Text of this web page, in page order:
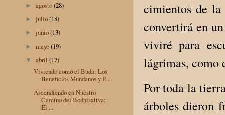
cimientos de
convertirá en
viviré para
lágrimas, como
Por toda la
árboles dieron
►agosto(28)
► julio(18)
► junio(13)
►mayo(19)
▼abril(17)
Viviendo como el Buda: Los
Beneficios Mundanos y E...
Ascendiendo en Nuestro
Camino del Bodhisattva:
El ...